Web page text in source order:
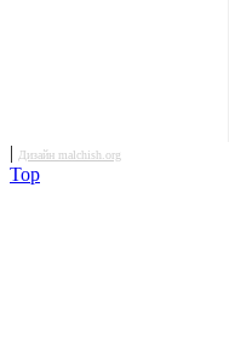
| Дизайн malchish.org
Top